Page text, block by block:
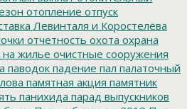
отопление отпуск
Левинталя и Коростелёва
отчетность охота охрана
жилье очистные сооружения
паводок падение пал палаточный
памятная акция памятник
панихида парад выпускников